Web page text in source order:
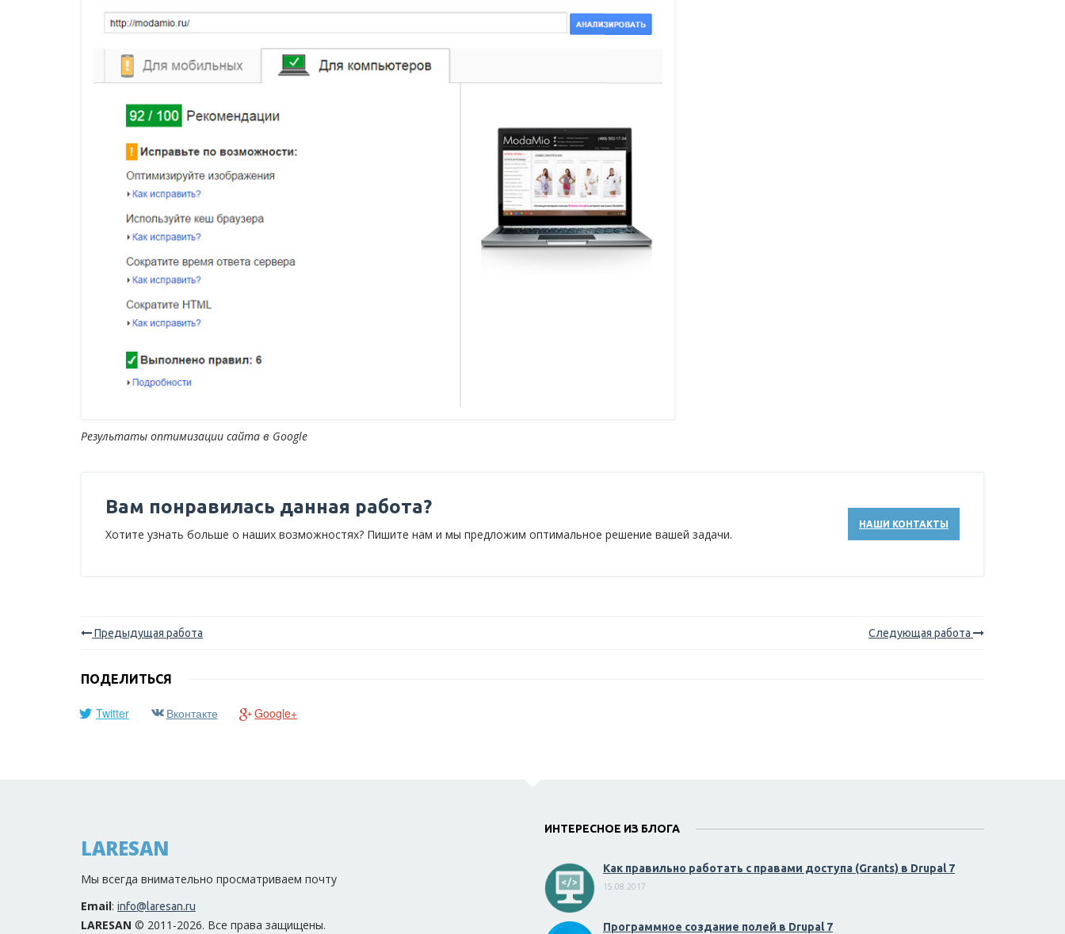
Результаты оптимизации сайта в Google
Вам понравилась данная работа?
Хотите узнать больше о наших возможностях? Пишите нам и мы предложим оптимальное решение вашей задачи.
НАШИ КОНТАКТЫ
Предыдущая работа Следующая работа
ПОДЕЛИТЬСЯ
Twitter Вконтакте Google+
LARESAN
Мы всегда внимательно просматриваем почту
Email: info@laresan.ru
LARESAN © 2011-2026. Все права защищены.
ИНТЕРЕСНОЕ ИЗ БЛОГА
Как правильно работать с правами доступа (Grants) в Drupal 7
15.08.2017
Программное создание полей в Drupal 7